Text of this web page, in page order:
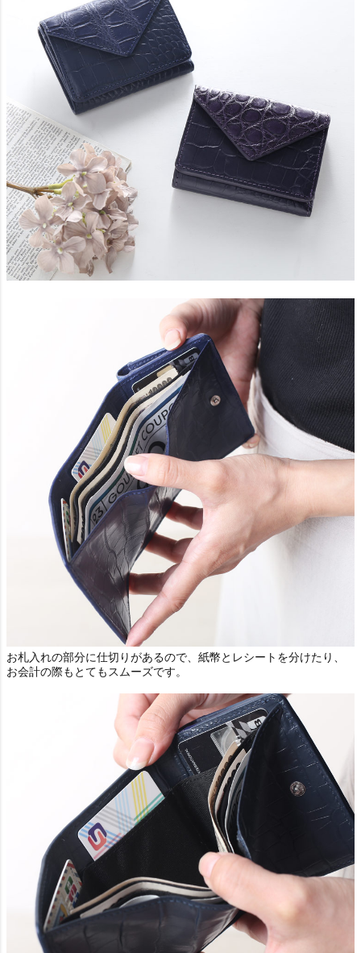
お札入れの部分に仕切りがあるので、紙幣とレシートを分けたり、
お会計の際もとてもスムーズです。